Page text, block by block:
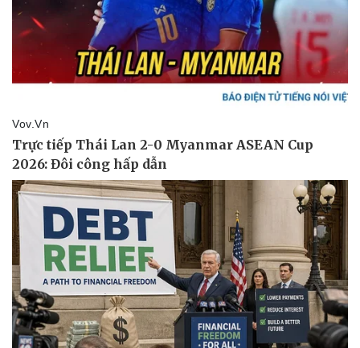
Tư vấn
Săn Tour
Podcast
Câu chuyện thời sự
Đọc truyện đêm khuya
Cửa sổ tình yêu
Hạt giống tâm hồn